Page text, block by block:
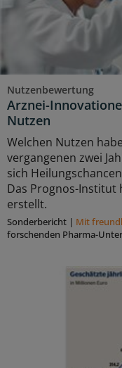
Nutzenbewertung
Arznei-
Nutzen
Welchen Nutzen
vergangenen zwei
sich
Das Prognos-Institut
erstellt.
Sonderbericht | Mit
forschenden Pharma-